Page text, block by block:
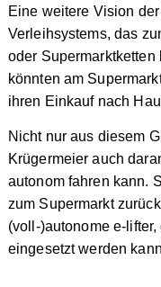
Eine weitere Vision
Verleihsystems, das
oder
könnten am
ihren Einkauf nach
Nicht nur aus diesem
Krügermeier auch
autonom fahren kann.
zum Supermarkt
(voll-)autonome e-
eingesetzt werden